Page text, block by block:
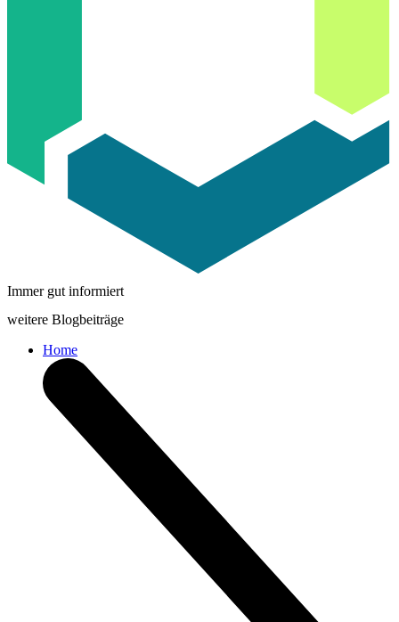
Immer gut informiert
weitere Blogbeiträge
Home